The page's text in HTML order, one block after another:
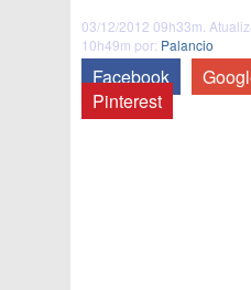
03/12/2012 09h33m.
10h49m por: Palancio
Facebook
Pinterest